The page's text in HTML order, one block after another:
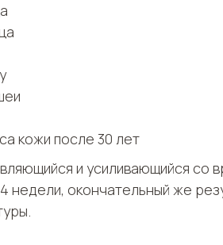
кожи после 30 лет
и усиливающийся со
недели, окончательный же